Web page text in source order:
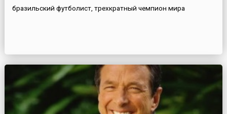
бразильский футболист, трехкратный чемпион мира